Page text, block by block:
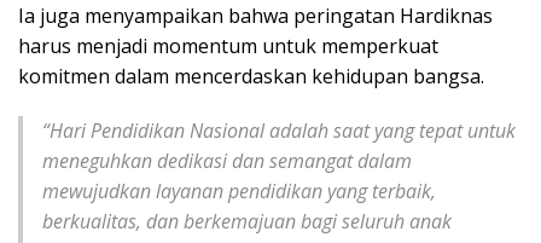
Ia juga menyampaikan bahwa peringatan Hardiknas
harus menjadi momentum untuk memperkuat
komitmen dalam mencerdaskan kehidupan bangsa.
“Hari Pendidikan Nasional adalah saat yang tepat untuk
meneguhkan dedikasi dan semangat dalam
mewujudkan layanan pendidikan yang terbaik,
berkualitas, dan berkemajuan bagi seluruh anak